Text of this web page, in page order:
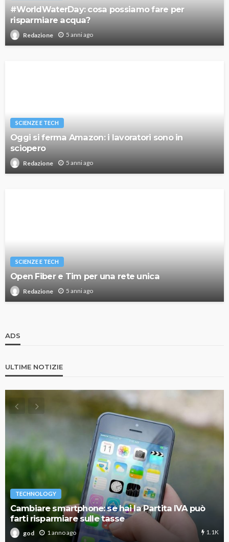
#WorldWaterDay: cosa possiamo fare per
risparmiare acqua?
Redazione 5 anni ago
SCIENZE E TECH
Oggi si ferma Amazon: i lavoratori sono in
sciopero
Redazione 5 anni ago
SCIENZE E TECH
Open Fiber e Tim per una rete unica
Redazione 5 anni ago
ADS
ULTIME NOTIZIE
TECHNOLOGY
Cambiare smartphone: se hai la Partita IVA può
farti risparmiare sulle tasse
god 1 anno ago 1.1K